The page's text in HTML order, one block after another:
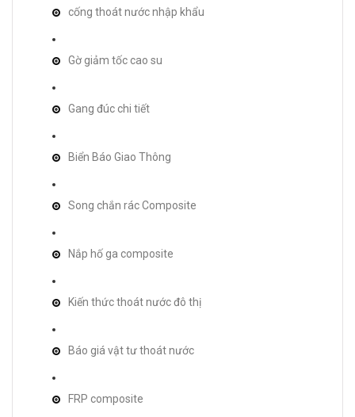
cống thoát nước nhập khẩu
Gờ giảm tốc cao su
Gang đúc chi tiết
Biển Báo Giao Thông
Song chắn rác Composite
Nắp hố ga composite
Kiến thức thoát nước đô thị
Báo giá vật tư thoát nước
FRP composite